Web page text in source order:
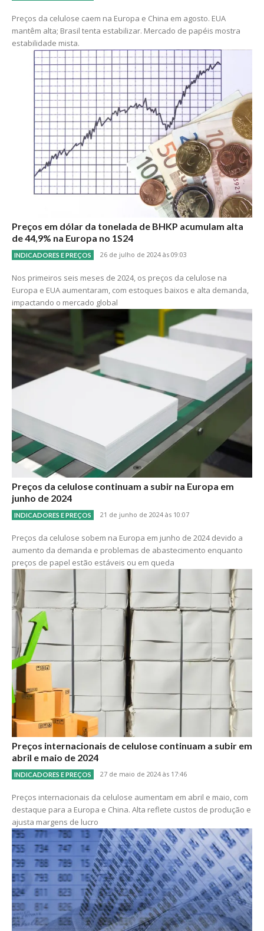
Preços da celulose caem na Europa e China em agosto. EUA
mantêm alta; Brasil tenta estabilizar. Mercado de papéis mostra
estabilidade mista.
Preços em dólar da tonelada de BHKP acumulam alta
de 44,9% na Europa no 1S24
INDICADORES E PREÇOS 26 de julho de 2024 às 09:03
Nos primeiros seis meses de 2024, os preços da celulose na
Europa e EUA aumentaram, com estoques baixos e alta demanda,
impactando o mercado global
Preços da celulose continuam a subir na Europa em
junho de 2024
INDICADORES E PREÇOS 21 de junho de 2024 às 10:07
Preços da celulose sobem na Europa em junho de 2024 devido a
aumento da demanda e problemas de abastecimento enquanto
preços de papel estão estáveis ou em queda
Preços internacionais de celulose continuam a subir em
abril e maio de 2024
INDICADORES E PREÇOS 27 de maio de 2024 às 17:46
Preços internacionais da celulose aumentam em abril e maio, com
destaque para a Europa e China. Alta reflete custos de produção e
ajusta margens de lucro